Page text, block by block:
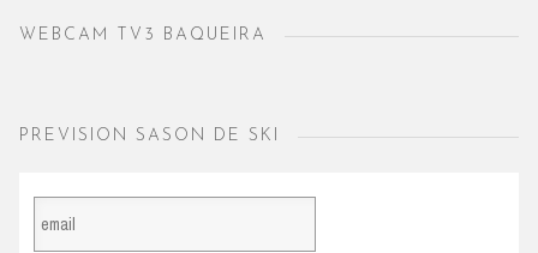
WEBCAM TV3 BAQUEIRA
PREVISION SASON DE SKI